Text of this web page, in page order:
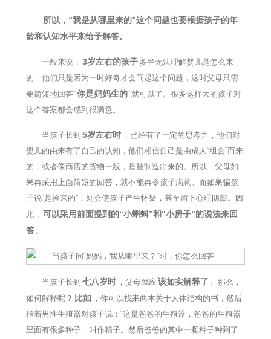
所以，“我是从哪里来的”这个问题也要根据孩子的年
龄和认知水平来给予解答。
一般来说， 3岁左右的孩子 多半无法理解婴儿是怎么来
的，他们只是因为一时好奇才会问起这个问题，这时父母只需
要简短地回答“你是妈妈生的”就可以了。很多这样大的孩子对
这个答案都会感到很满意。
当孩子长到 5岁左右时 ，已经有了一定的思考力，他们对
婴儿的由来有了自己的认知，他们相信自己是由成人“组合”而来
的，或者像商店的货物一般，是被制造出来的。所以，父母如
果再采用上面简短的回答，就不能再令孩子满意。而如果骗孩
子说“是捡来的”，则会使孩子产生怀疑，甚至留下心理阴影。因
此， 可以采用前面提到的“小蝌蚪”和“小房子”的说法来回
答 。
当孩子长到 七八岁时 ，父母就应 该如实解释了 。那么，
如何解释呢？ 比如 ，你可以找来两本关于人体结构的书，然后
指着男性生殖器对孩子说：“这是爸爸的生殖器，爸爸的生殖器
里面有很多种子，叫作精子。然后爸爸的其中一颗种子种到了